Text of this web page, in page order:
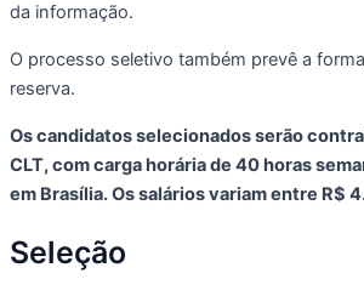
da informação.
O processo seletivo também prevê a
reserva.
Os candidatos selecionados serão
CLT, com carga horária de 40 horas
em Brasília. Os salários variam entre R$
Seleção